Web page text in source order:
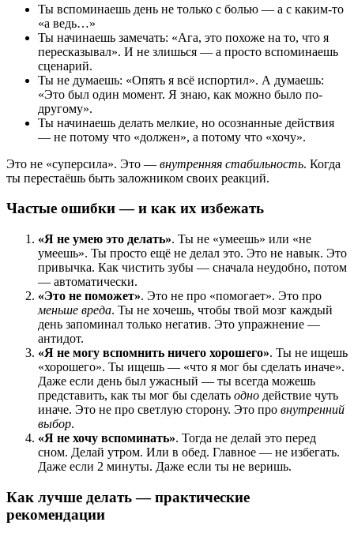
Ты вспоминаешь день не только с болью — а с каким-то
«а ведь…»
Ты начинаешь замечать: «Ага, это похоже на то, что я
пересказывал». И не злишься — а просто вспоминаешь
сценарий.
Ты не думаешь: «Опять я всё испортил». А думаешь:
«Это был один момент. Я знаю, как можно было по-
другому».
Ты начинаешь делать мелкие, но осознанные действия
— не потому что «должен», а потому что «хочу».
Это не «суперсила». Это — внутренняя стабильность. Когда
ты перестаёшь быть заложником своих реакций.
Частые ошибки — и как их избежать
«Я не умею это делать». Ты не «умеешь» или «не
умеешь». Ты просто ещё не делал это. Это не навык. Это
привычка. Как чистить зубы — сначала неудобно, потом
— автоматически.
«Это не поможет». Это не про «помогает». Это про
меньше вреда. Ты не хочешь, чтобы твой мозг каждый
день запоминал только негатив. Это упражнение —
антидот.
«Я не могу вспомнить ничего хорошего». Ты не ищешь
«хорошего». Ты ищешь — «что я мог бы сделать иначе».
Даже если день был ужасный — ты всегда можешь
представить, как ты мог бы сделать одно действие чуть
иначе. Это не про светлую сторону. Это про внутренний
выбор.
«Я не хочу вспоминать». Тогда не делай это перед
сном. Делай утром. Или в обед. Главное — не избегать.
Даже если 2 минуты. Даже если ты не веришь.
Как лучше делать — практические
рекомендации